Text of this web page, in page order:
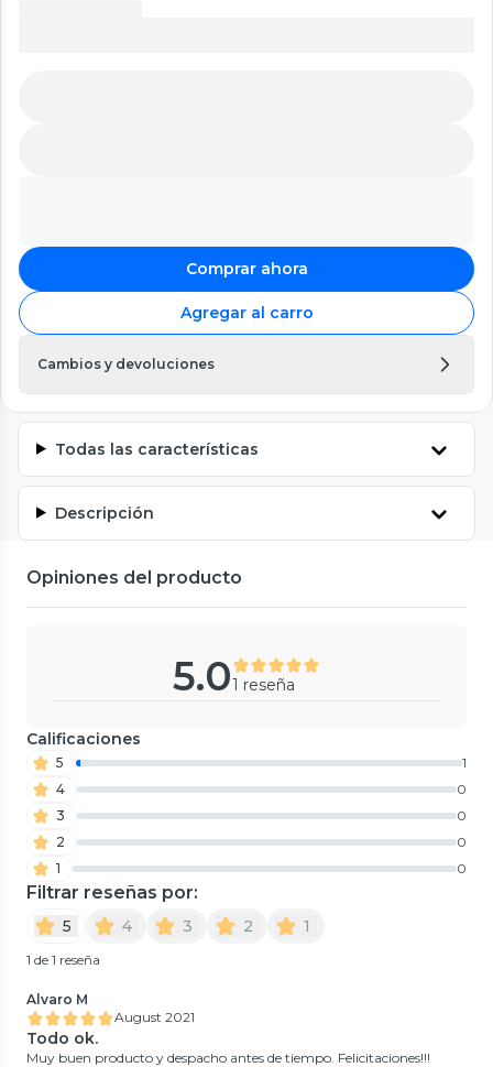
Comprar ahora
Agregar al carro
Cambios y devoluciones
Todas las características
Descripción
Opiniones del producto
5.01 reseña
Calificaciones
5
1
4
0
3
0
2
0
1
0
Filtrar reseñas por:
5 4 3 2 1
1 de 1 reseña
Alvaro M
August 2021
Todo ok.
Muy buen producto y despacho antes de tiempo. Felicitaciones!!!